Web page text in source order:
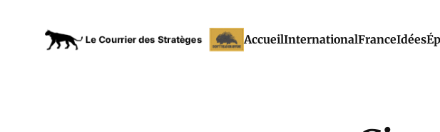
AccueilInternationalFranceIdées